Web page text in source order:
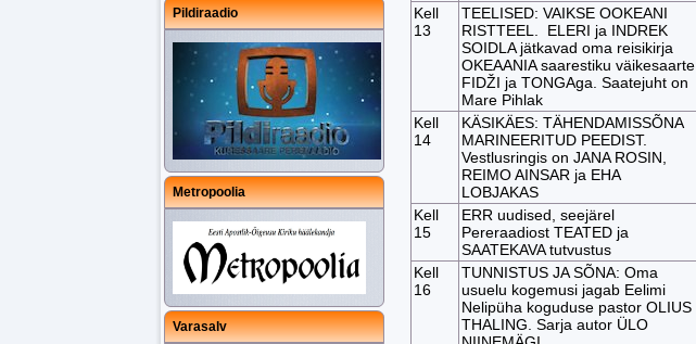
Pildiraadio
Metropoolia
Varasalv
Kell
13
TEELISED: VAIKSE OOKEANI
RISTTEEL. ELERI ja INDREK
SOIDLA jätkavad oma reisikirja
OKEAANIA saarestiku väikesaarte
FIDŽI ja TONGAga. Saatejuht on
Mare Pihlak
Kell
14
KÄSIKÄES: TÄHENDAMISSÕNA
MARINEERITUD PEEDIST.
Vestlusringis on JANA ROSIN,
REIMO AINSAR ja EHA
LOBJAKAS
Kell
15
ERR uudised, seejärel
Pereraadiost TEATED ja
SAATEKAVA tutvustus
Kell
16
TUNNISTUS JA SÕNA: Oma
usuelu kogemusi jagab Eelimi
Nelipüha koguduse pastor OLIUS
THALING. Sarja autor ÜLO